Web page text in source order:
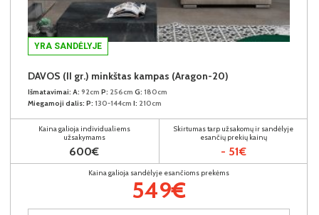
YRA SANDĖLYJE
DAVOS (II gr.) minkštas kampas (Aragon-20)
Išmatavimai: A: 92cm P: 256cm G: 180cm
Miegamoji dalis: P: 130-144cm I: 210cm
Kaina galioja individualiems
užsakymams
600€
Skirtumas tarp užsakomų ir sandėlyje
esančių prekių kainų
- 51€
Kaina galioja sandėlyje esančioms prekėms
549€